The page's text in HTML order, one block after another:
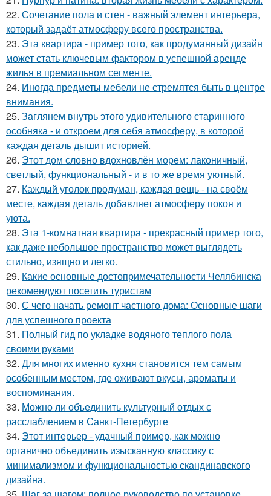
22. Сочетание пола и стен - важный элемент интерьера,
который задаёт атмосферу всего пространства.
23. Эта квартира - пример того, как продуманный дизайн
может стать ключевым фактором в успешной аренде
жилья в премиальном сегменте.
24. Иногда предметы мебели не стремятся быть в центре
внимания.
25. Заглянем внутрь этого удивительного старинного
особняка - и откроем для себя атмосферу, в которой
каждая деталь дышит историей.
26. Этот дом словно вдохновлён морем: лаконичный,
светлый, функциональный - и в то же время уютный.
27. Каждый уголок продуман, каждая вещь - на своём
месте, каждая деталь добавляет атмосферу покоя и
уюта.
28. Эта 1-комнатная квартира - прекрасный пример того,
как даже небольшое пространство может выглядеть
стильно, изящно и легко.
29. Какие основные достопримечательности Челябинска
рекомендуют посетить туристам
30. С чего начать ремонт частного дома: Основные шаги
для успешного проекта
31. Полный гид по укладке водяного теплого пола
своими руками
32. Для многих именно кухня становится тем самым
особенным местом, где оживают вкусы, ароматы и
воспоминания.
33. Можно ли объединить культурный отдых с
расслаблением в Санкт-Петербурге
34. Этот интерьер - удачный пример, как можно
органично объединить изысканную классику с
минимализмом и функциональностью скандинавского
дизайна.